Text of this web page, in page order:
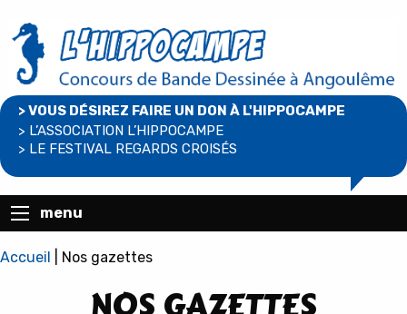
> VOUS DÉSIREZ FAIRE UN DON À L'HIPPOCAMPE
> L’ASSOCIATION L’HIPPOCAMPE
> LE FESTIVAL REGARDS CROISÉS
menu
Accueil Nos gazettes